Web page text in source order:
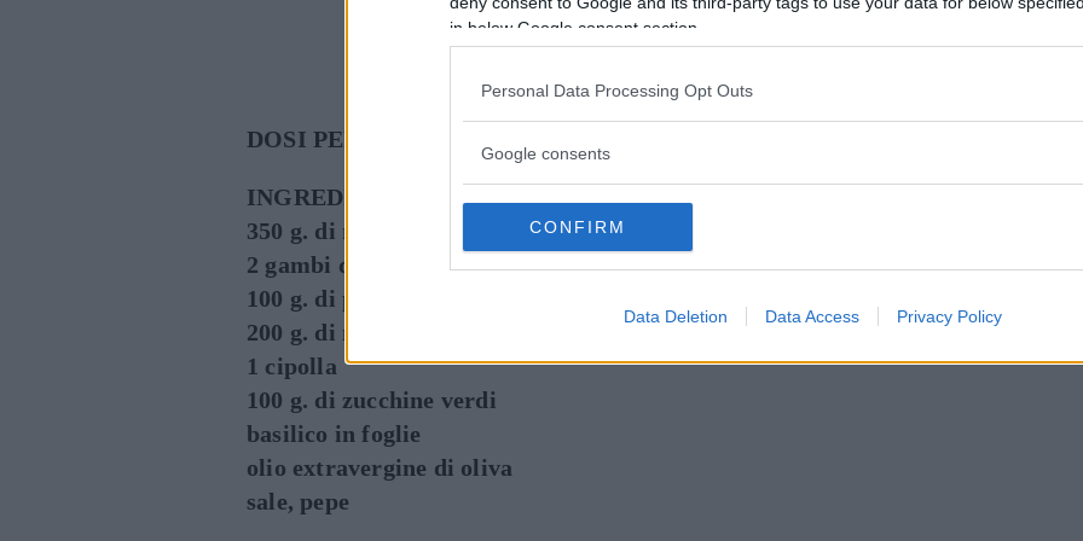
in below Google consent section.
Personal Data Processing Opt Outs
Google consents
CONFIRM
Data Deletion Data Access Privacy Policy
DOSI PER 4 PERSONE
INGREDIENTI
350 g. di mezze penne
2 gambi di sedano
100 g. di peperoni gialli
200 g. di melanzane
1 cipolla
100 g. di zucchine verdi
basilico in foglie
olio extravergine di oliva
sale, pepe